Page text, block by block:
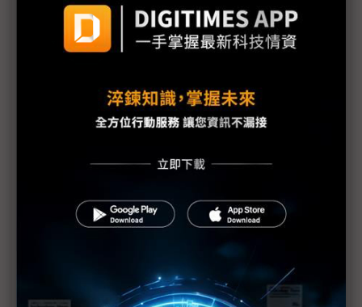
Artemis II月球影像首曝光 NASA強化輻射防護驗證
完成40年太空循環
NASA攜iPhone登月 Artemis II太空人手機成任務新
Rapidus拋月球建廠願景 2奈米量產後力推「晶圓特
快」服務